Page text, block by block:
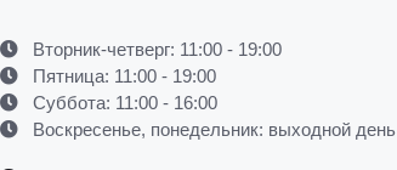
Вторник-четверг: 11:00 - 19:00
Пятница: 11:00 - 19:00
Суббота: 11:00 - 16:00
Воскресенье, понедельник: выходной день